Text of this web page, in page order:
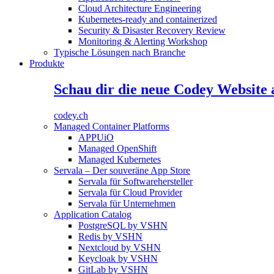
Cloud Architecture Engineering
Kubernetes-ready and containerized
Security & Disaster Recovery Review
Monitoring & Alerting Workshop
Typische Lösungen nach Branche
Produkte
Schau dir die neue Codey Website
codey.ch
Managed Container Platforms
APPUiO
Managed OpenShift
Managed Kubernetes
Servala – Der souveräne App Store
Servala für Softwarehersteller
Servala für Cloud Provider
Servala für Unternehmen
Application Catalog
PostgreSQL by VSHN
Redis by VSHN
Nextcloud by VSHN
Keycloak by VSHN
GitLab by VSHN